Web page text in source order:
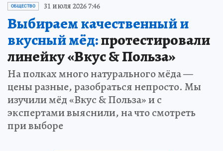
ОБЩЕСТВО 31 июля 2026 7:46
Выбираем качественный и
вкусный мёд:протестировали
линейку «Вкус & Польза»
На полках много натурального мёда —
цены разные, разобраться непросто. Мы
изучили мёд «Вкус & Польза» и с
экспертами выяснили, на что смотреть
при выборе